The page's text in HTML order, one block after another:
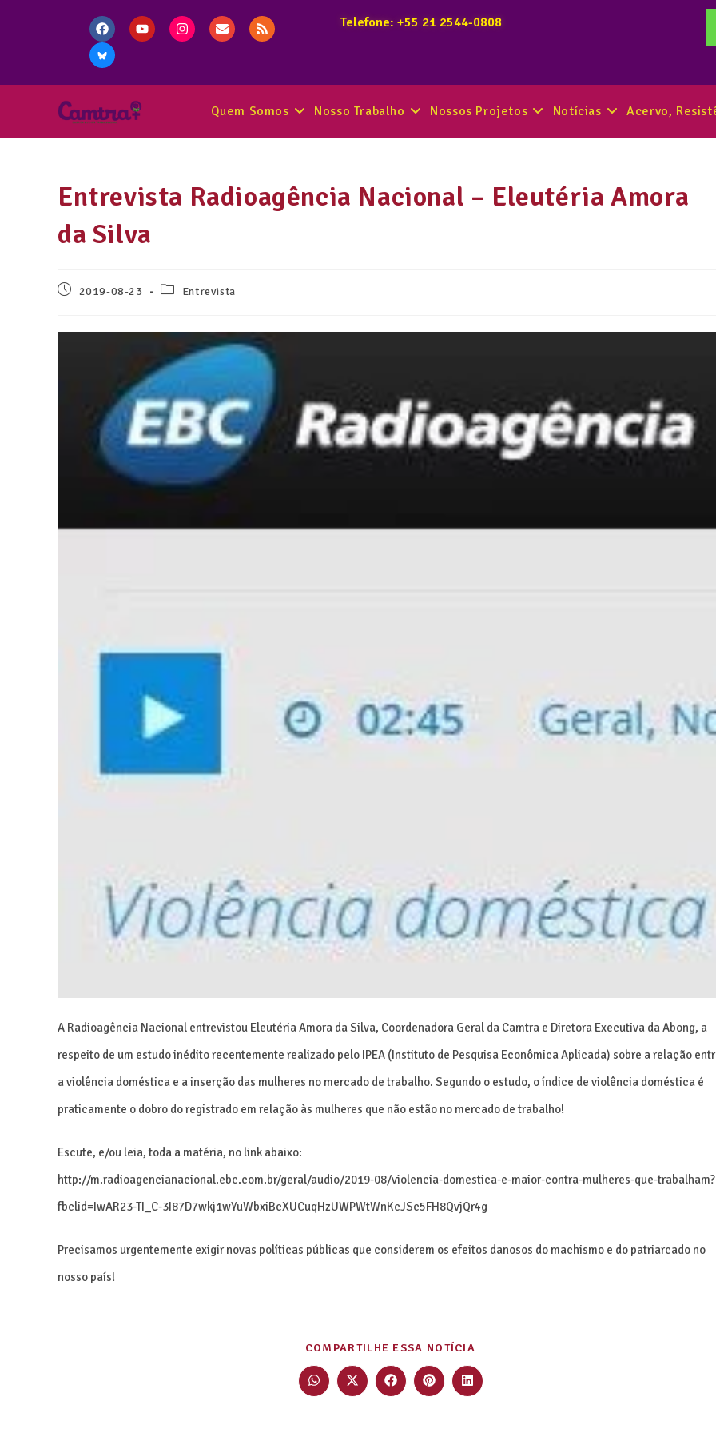
Telefone: +55 21 2544-0808
Quem Somos Nosso Trabalho Nossos Projetos Notícias Acervo,
Entrevista Radioagência Nacional – Eleutéria Amora
da Silva
2019-08-23 Entrevista
A Radioagência Nacional entrevistou Eleutéria Amora da Silva, Coordenadora Geral da Camtra e Diretora Executiva da Abong, a
respeito de um estudo inédito recentemente realizado pelo IPEA (Instituto de Pesquisa Econômica Aplicada) sobre a relação
a violência doméstica e a inserção das mulheres no mercado de trabalho. Segundo o estudo, o índice de violência doméstica é
praticamente o dobro do registrado em relação às mulheres que não estão no mercado de trabalho!
Escute, e/ou leia, toda a matéria, no link abaixo:
http://m.radioagencianacional.ebc.com.br/geral/audio/2019-08/violencia-domestica-e-maior-contra-mulheres-que-trabalham?
fbclid=IwAR23-TI_C-3I87D7wkj1wYuWbxiBcXUCuqHzUWPWtWnKcJSc5FH8QvjQr4g
Precisamos urgentemente exigir novas políticas públicas que considerem os efeitos danosos do machismo e do patriarcado no
nosso país!
COMPARTILHE ESSA NOTÍCIA